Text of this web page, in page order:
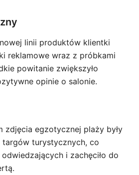
linii produktów klientki
reklamowe wraz z próbkami
powitanie zwiększyło
opinie o salonie.
zdjęcia egzotycznej plaży były
turystycznych, co
i zachęciło do